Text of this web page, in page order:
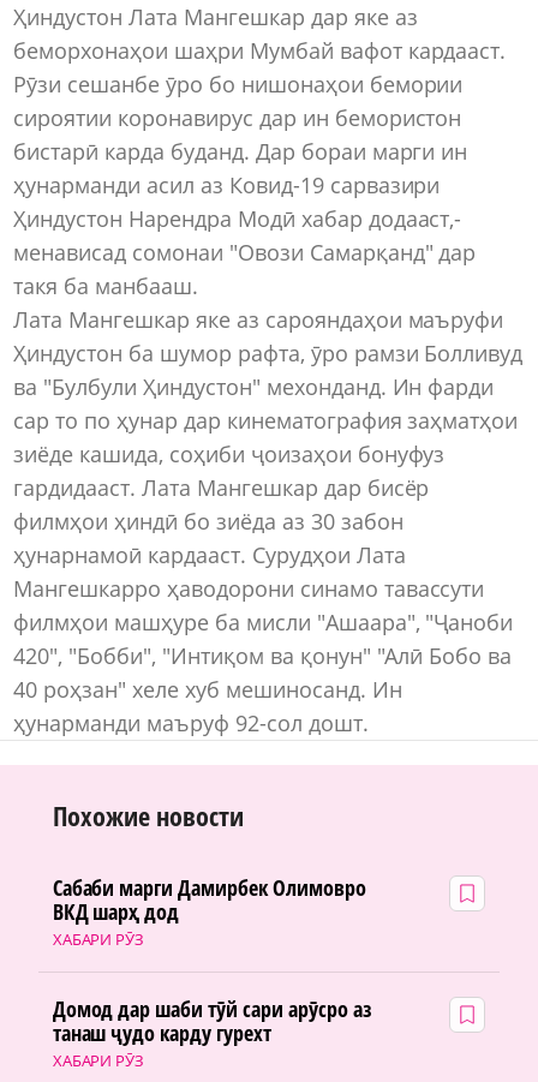
Ҳиндустон Лата Мангешкар дар яке аз
беморхонаҳои шаҳри Мумбай вафот кардааст.
Рӯзи сешанбе ӯро бо нишонаҳои бемории
сироятии коронавирус дар ин бемористон
бистарӣ карда буданд. Дар бораи марги ин
ҳунарманди асил аз Ковид-19 сарвазири
Ҳиндустон Нарендра Модӣ хабар додааст,-
менависад сомонаи "Овози Самарқанд" дар
такя ба манбааш.
Лата Мангешкар яке аз сарояндаҳои маъруфи
Ҳиндустон ба шумор рафта, ӯро рамзи Болливуд
ва "Булбули Ҳиндустон" мехонданд. Ин фарди
сар то по ҳунар дар кинематография заҳматҳои
зиёде кашида, соҳиби ҷоизаҳои бонуфуз
гардидааст. Лата Мангешкар дар бисёр
филмҳои ҳиндӣ бо зиёда аз 30 забон
ҳунарнамоӣ кардааст. Сурудҳои Лата
Мангешкарро ҳаводорони синамо тавассути
филмҳои машҳуре ба мисли "Ашаара", "Ҷаноби
420", "Бобби", "Интиқом ва қонун" "Алӣ Бобо ва
40 роҳзан" хеле хуб мешиносанд. Ин
ҳунарманди маъруф 92-сол дошт.
Похожие новости
ХАБАРИ РӮЗ
Сабаби марги Дамирбек Олимовро
ВКД шарҳ дод
ХАБАРИ РӮЗ
Домод дар шаби тӯй сари арӯсро аз
танаш ҷудо карду гурехт